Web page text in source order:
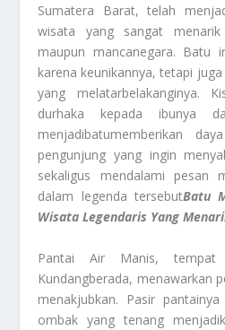
Sumatera Barat, telah
wisata yang sangat
maupun mancanegara. Batu
karena keunikannya, tetapi
yang melatarbelakanginya.
durhaka kepada ibunya
menjadibatumemberikan
pengunjung yang ingin
sekaligus mendalami pesan
dalam legenda tersebutBatu
Wisata Legendaris Yang
Pantai Air Manis,
Kundangberada, menawarkan
menakjubkan. Pasir
ombak yang tenang